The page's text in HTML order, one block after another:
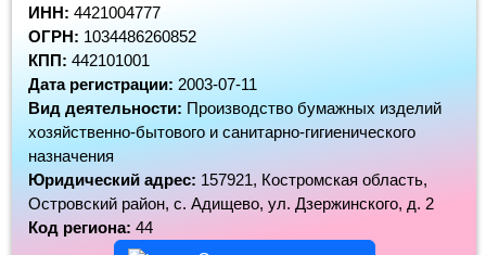
ИНН: 4421004777
ОГРН: 1034486260852
КПП: 442101001
Дата регистрации: 2003-07-11
Вид деятельности: Производство бумажных изделий
хозяйственно-бытового и санитарно-гигиенического
назначения
Юридический адрес: 157921, Костромская область,
Островский район, с. Адищево, ул. Дзержинского, д. 2
Код региона: 44